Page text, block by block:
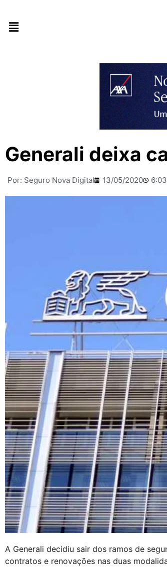
Generali deixa
Por: Seguro Nova Digital 13/05/2020
A Generali decidiu sair dos ramos de
contratos e renovações nas duas